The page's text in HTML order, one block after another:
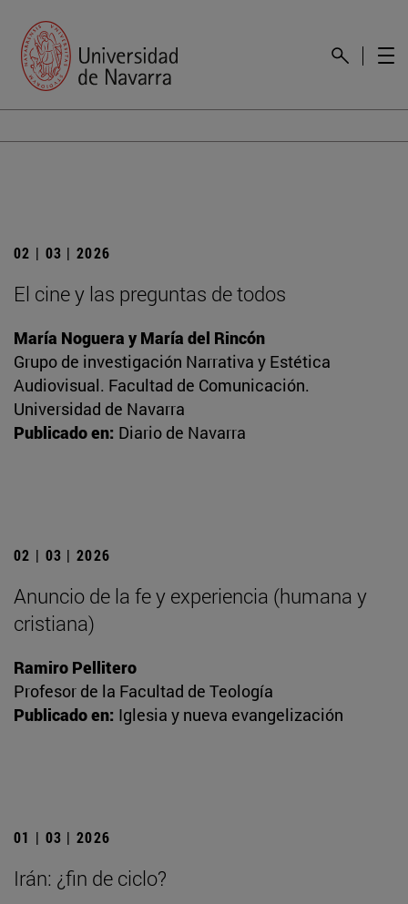
02 | 03 | 2026
El cine y las preguntas de todos
María Noguera y María del Rincón
Grupo de investigación Narrativa y Estética
Audiovisual. Facultad de Comunicación.
Universidad de Navarra
Publicado en: Diario de Navarra
02 | 03 | 2026
Anuncio de la fe y experiencia (humana y
cristiana)
Ramiro Pellitero
Profesor de la Facultad de Teología
Publicado en: Iglesia y nueva evangelización
01 | 03 | 2026
Irán: ¿fin de ciclo?